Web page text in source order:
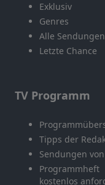
Exklusiv
Genres
Alle Sendungen
Letzte Chance
TV Programm
Tipps der
Sendungen
Programmheft
kostenlos